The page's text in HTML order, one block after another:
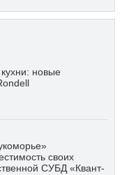
новые
своих
СУБД «Квант-